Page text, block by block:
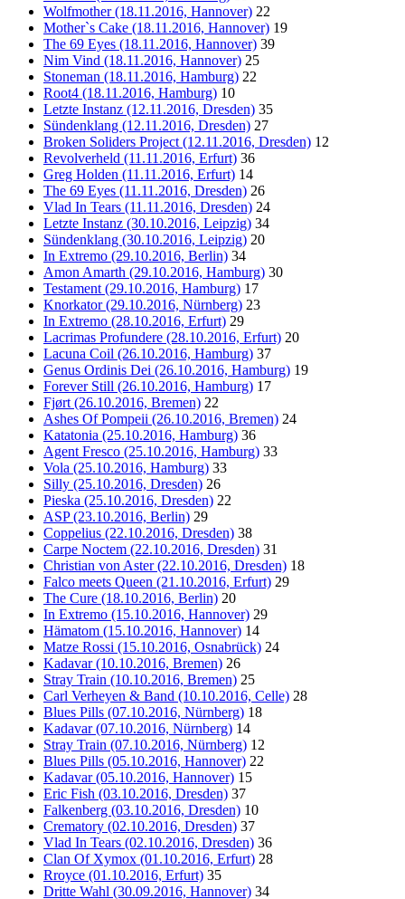
Wolfmother (18.11.2016, Hannover) 22
Mother`s Cake (18.11.2016, Hannover) 19
The 69 Eyes (18.11.2016, Hannover) 39
Nim Vind (18.11.2016, Hannover) 25
Stoneman (18.11.2016, Hamburg) 22
Root4 (18.11.2016, Hamburg) 10
Letzte Instanz (12.11.2016, Dresden) 35
Sündenklang (12.11.2016, Dresden) 27
Broken Soliders Project (12.11.2016, Dresden) 12
Revolverheld (11.11.2016, Erfurt) 36
Greg Holden (11.11.2016, Erfurt) 14
The 69 Eyes (11.11.2016, Dresden) 26
Vlad In Tears (11.11.2016, Dresden) 24
Letzte Instanz (30.10.2016, Leipzig) 34
Sündenklang (30.10.2016, Leipzig) 20
In Extremo (29.10.2016, Berlin) 34
Amon Amarth (29.10.2016, Hamburg) 30
Testament (29.10.2016, Hamburg) 17
Knorkator (29.10.2016, Nürnberg) 23
In Extremo (28.10.2016, Erfurt) 29
Lacrimas Profundere (28.10.2016, Erfurt) 20
Lacuna Coil (26.10.2016, Hamburg) 37
Genus Ordinis Dei (26.10.2016, Hamburg) 19
Forever Still (26.10.2016, Hamburg) 17
Fjørt (26.10.2016, Bremen) 22
Ashes Of Pompeii (26.10.2016, Bremen) 24
Katatonia (25.10.2016, Hamburg) 36
Agent Fresco (25.10.2016, Hamburg) 33
Vola (25.10.2016, Hamburg) 33
Silly (25.10.2016, Dresden) 26
Pieska (25.10.2016, Dresden) 22
ASP (23.10.2016, Berlin) 29
Coppelius (22.10.2016, Dresden) 38
Carpe Noctem (22.10.2016, Dresden) 31
Christian von Aster (22.10.2016, Dresden) 18
Falco meets Queen (21.10.2016, Erfurt) 29
The Cure (18.10.2016, Berlin) 20
In Extremo (15.10.2016, Hannover) 29
Hämatom (15.10.2016, Hannover) 14
Matze Rossi (15.10.2016, Osnabrück) 24
Kadavar (10.10.2016, Bremen) 26
Stray Train (10.10.2016, Bremen) 25
Carl Verheyen & Band (10.10.2016, Celle) 28
Blues Pills (07.10.2016, Nürnberg) 18
Kadavar (07.10.2016, Nürnberg) 14
Stray Train (07.10.2016, Nürnberg) 12
Blues Pills (05.10.2016, Hannover) 22
Kadavar (05.10.2016, Hannover) 15
Eric Fish (03.10.2016, Dresden) 37
Falkenberg (03.10.2016, Dresden) 10
Crematory (02.10.2016, Dresden) 37
Vlad In Tears (02.10.2016, Dresden) 36
Clan Of Xymox (01.10.2016, Erfurt) 28
Rroyce (01.10.2016, Erfurt) 35
Dritte Wahl (30.09.2016, Hannover) 34